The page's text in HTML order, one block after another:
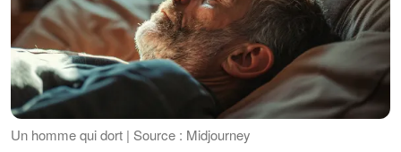
Un homme qui dort | Source : Midjourney